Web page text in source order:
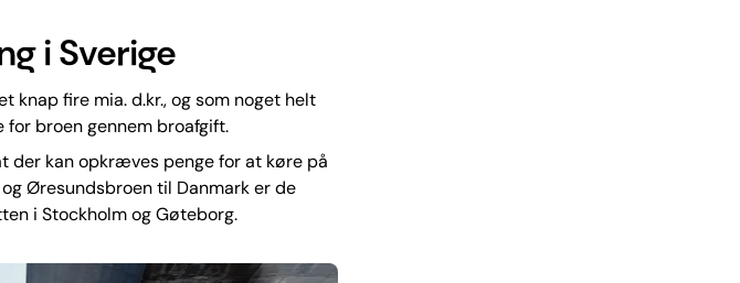
i Sverige
knap fire mia. d.kr., og som noget helt
broen gennem broafgift.
der kan opkræves penge for at køre på
Øresundsbroen til Danmark er de
i Stockholm og Gøteborg.